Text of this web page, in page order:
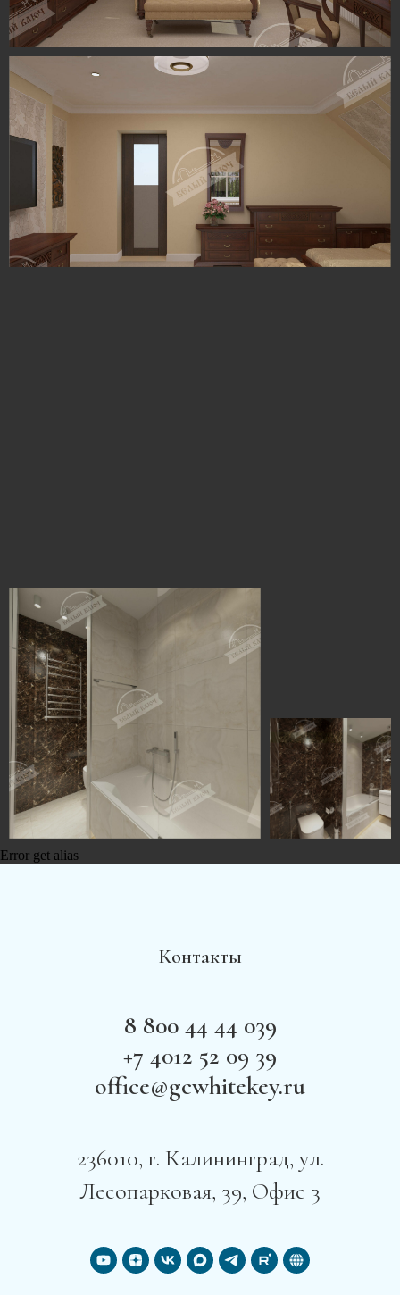
Error get alias
Контакты
8 800 44 44 039
+7 4012 52 09 39
office@gcwhitekey.ru
236010, г. Калининград, ул.
Лесопарковая, 39, Офис 3